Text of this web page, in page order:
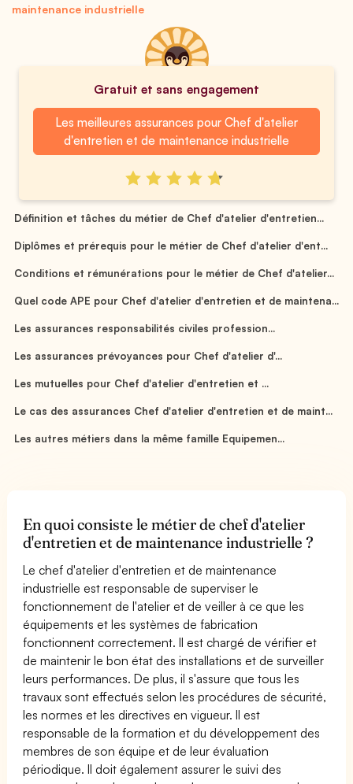
maintenance industrielle
Gratuit et sans engagement
Les meilleures assurances pour Chef d'atelier
d'entretien et de maintenance industrielle
Définition et tâches du métier de Chef d'atelier d'entretien...
Diplômes et prérequis pour le métier de Chef d'atelier d'ent...
Conditions et rémunérations pour le métier de Chef d'atelier...
Quel code APE pour Chef d'atelier d'entretien et de maintena...
Les assurances responsabilités civiles profession...
Les assurances prévoyances pour Chef d'atelier d'...
Les mutuelles pour Chef d'atelier d'entretien et ...
Le cas des assurances Chef d'atelier d'entretien et de maint...
Les autres métiers dans la même famille Equipemen...
En quoi consiste le métier de chef d'atelier
d'entretien et de maintenance industrielle ?
Le chef d'atelier d'entretien et de maintenance
industrielle est responsable de superviser le
fonctionnement de l'atelier et de veiller à ce que les
équipements et les systèmes de fabrication
fonctionnent correctement. Il est chargé de vérifier et
de maintenir le bon état des installations et de surveiller
leurs performances. De plus, il s'assure que tous les
travaux sont effectués selon les procédures de sécurité,
les normes et les directives en vigueur. Il est
responsable de la formation et du développement des
membres de son équipe et de leur évaluation
périodique. Il doit également assurer le suivi des